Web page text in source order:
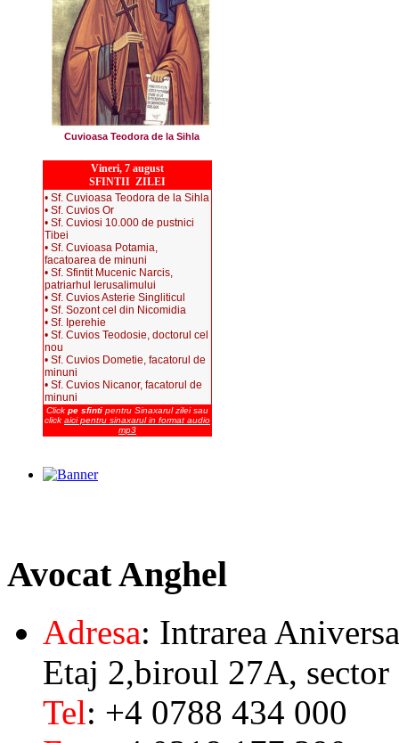
Cuvioasa Teodora de la Sihla
Vineri, 7 august
SFINTII ZILEI
• Sf. Cuvioasa Teodora de la Sihla
• Sf. Cuvios Or
• Sf. Cuviosi 10.000 de pustnici
Tibei
• Sf. Cuvioasa Potamia,
facatoarea de minuni
• Sf. Sfintit Mucenic Narcis,
patriarhul Ierusalimului
• Sf. Cuvios Asterie Singliticul
• Sf. Sozont cel din Nicomidia
• Sf. Iperehie
• Sf. Cuvios Teodosie, doctorul cel
nou
• Sf. Cuvios Dometie, facatorul de
minuni
• Sf. Cuvios Nicanor, facatorul de
minuni
Click pe sfinti pentru Sinaxarul zilei sau
click aici pentru sinaxarul in format audio
mp3
AvocatAnghel
Adresa: Intrarea
Etaj 2,biroul 27A, sector
Tel: +4 0788 434 000